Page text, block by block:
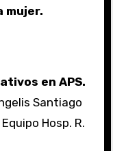
mujer.
en APS.
Santiago
Hosp. R.